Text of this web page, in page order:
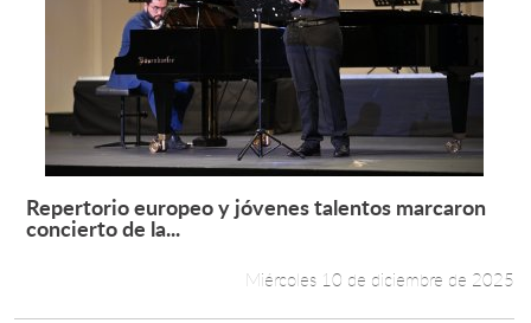
Leer más +
Repertorio europeo y jóvenes talentos marcaron
concierto de la...
Miércoles 10 de diciembre de 2025